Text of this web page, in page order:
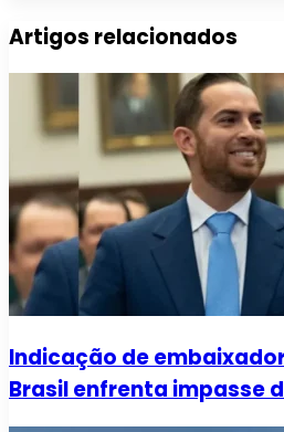
Artigos relacionados
Indicação de
Brasil enfrenta impasse